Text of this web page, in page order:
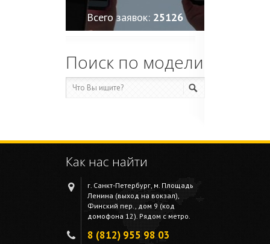
Всего заявок: 25130
Поиск по модели
Как нас найти
г. Санкт-Петербург, м. Площадь
Ленина (выход на вокзал),
Финский пер., дом 9 (код
домофона 12). Рядом с метро.
8 (812) 955 98 03